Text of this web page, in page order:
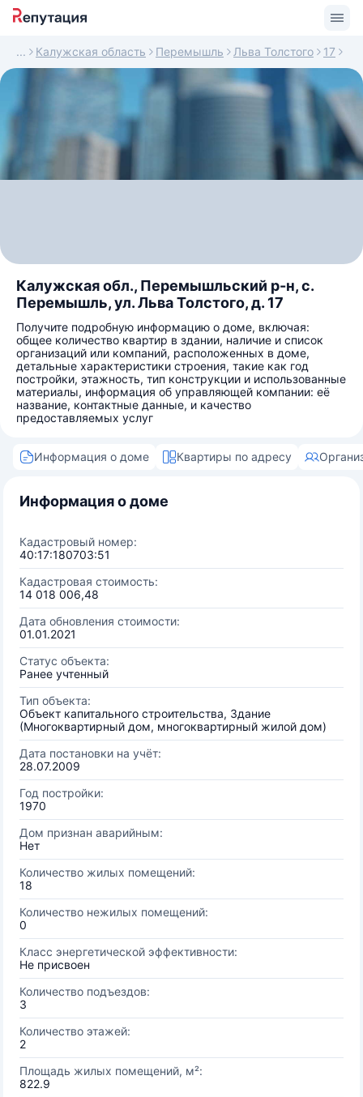
Калужская область Перемышль Льва Толстого 17
Калужская обл., Перемышльский р-н, с.
Перемышль, ул. Льва Толстого, д. 17
Получите подробную информацию о доме, включая:
общее количество квартир в здании, наличие и список
организаций или компаний, расположенных в доме,
детальные характеристики строения, такие как год
постройки, этажность, тип конструкции и использованные
материалы, информация об управляющей компании: её
название, контактные данные, и качество
предоставляемых услуг
Информация о доме Квартиры по адресу
Информация о доме
Кадастровый номер:
40:17:180703:51
Кадастровая стоимость:
14 018 006,48
Дата обновления стоимости:
01.01.2021
Статус объекта:
Ранее учтенный
Тип объекта:
Объект капитального строительства, Здание
(Многоквартирный дом, многоквартирный жилой дом)
Дата постановки на учёт:
28.07.2009
Год постройки:
1970
Дом признан аварийным:
Нет
Количество жилых помещений:
18
Количество нежилых помещений:
0
Класс энергетической эффективности:
Не присвоен
Количество подъездов:
3
Количество этажей:
2
Площадь жилых помещений, м²:
822.9